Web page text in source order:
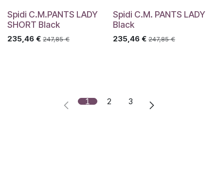
Spidi C.M.PANTS LADY
SHORT Black
235,46 € 247,85€
Spidi C.M. PANTS LADY
Black
235,46€ 247,85€
1 2 3